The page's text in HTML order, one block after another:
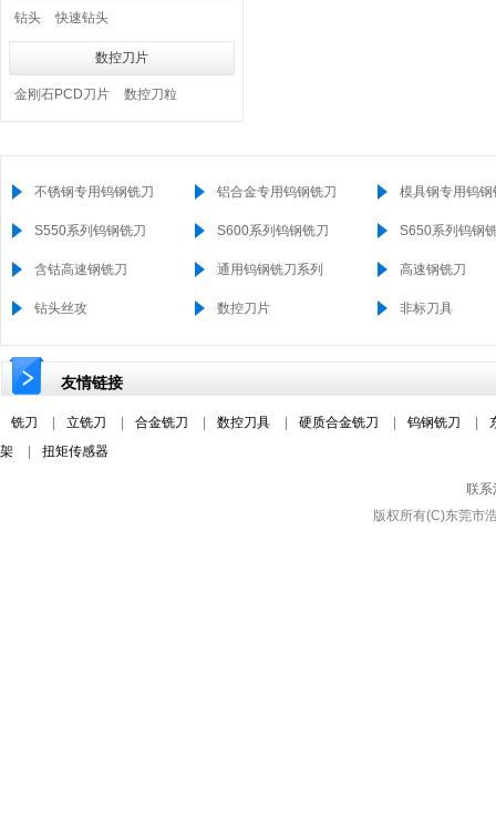
钻头 快速钻头
数控刀片
金刚石PCD刀片 数控刀粒
不锈钢专用钨钢铣刀 铝合金专用钨钢铣刀 模具钢专用钨钢
S550系列钨钢铣刀 S600系列钨钢铣刀 S650系列钨钢
含钴高速钢铣刀 通用钨钢铣刀系列 高速钢铣刀
钻头丝攻 数控刀片 非标刀具
友情链接
铣刀 立铣刀 合金铣刀 数控刀具 硬质合金铣刀 钨钢铣刀
架
扭矩传感器
联系
版权所有(C)东莞市